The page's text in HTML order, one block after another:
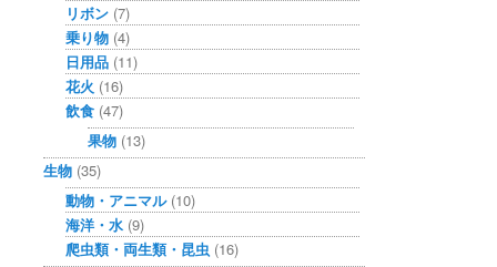
リボン (7)
乗り物 (4)
日用品 (11)
花火 (16)
飲食 (47)
果物 (13)
生物 (35)
動物・アニマル(10)
海洋・水 (9)
爬虫類・両生類・昆虫 (16)